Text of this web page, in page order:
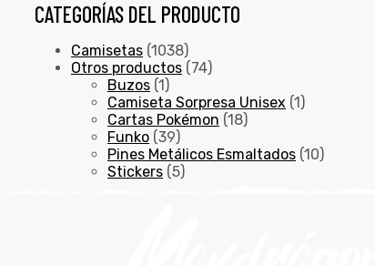
CATEGORÍAS DEL PRODUCTO
Camisetas (1038)
Otros productos (74)
Buzos (1)
Camiseta Sorpresa Unisex (1)
Cartas Pokémon (18)
Funko (39)
Pines Metálicos Esmaltados (10)
Stickers (5)